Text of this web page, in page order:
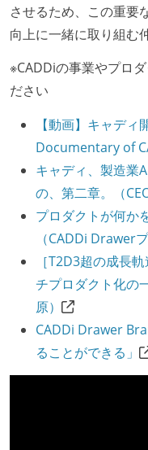
させるため、この重要
向上に一緒に取り組む
※CADDiの事業やプロ
ださい
【動画】キャデ
Documentary of
キャディ、製造業
の、第二章。（
プロダクトが何か
（CADDi Drawer
［T2D3超の成長
チプロダクト化の
原）
CADDi Drawer
ることができる」